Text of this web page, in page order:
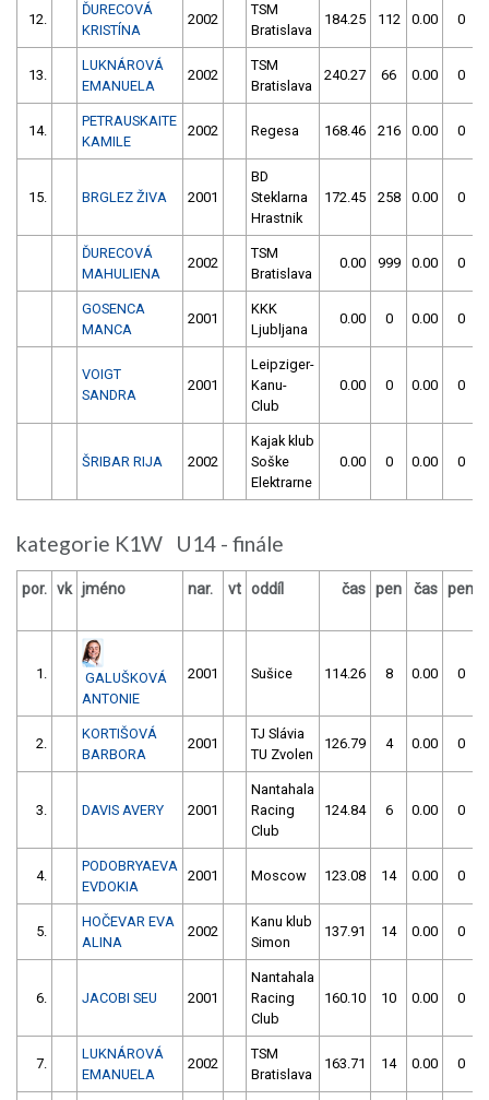
12.
ĎURECOVÁ
KRISTÍNA
2002
TSM
Bratislava
184.25 112 0.00 0
13.
LUKNÁROVÁ
EMANUELA
2002
TSM
Bratislava
240.27 66 0.00 0
14.
PETRAUSKAITE
KAMILE
2002 Regesa 168.46 216 0.00 0
15. BRGLEZ ŽIVA 2001
BD
Steklarna
Hrastnik
172.45 258 0.00 0
ĎURECOVÁ
MAHULIENA
2002
TSM
Bratislava
0.00 999 0.00 0
GOSENCA
MANCA
2001
KKK
Ljubljana
0.00 0 0.00 0
VOIGT
SANDRA
2001
Leipziger-
Kanu-
Club
0.00 0 0.00 0
ŠRIBAR RIJA 2002
Kajak klub
Soške
Elektrarne
0.00 0 0.00 0
kategorie K1W U14 - finále
por. vk jméno nar. vt oddíl čas pen čas pen
1.
GALUŠKOVÁ
ANTONIE
2001 Sušice 114.26 8 0.00 0
2.
KORTIŠOVÁ
BARBORA
2001
TJ Slávia
TU Zvolen
126.79 4 0.00 0
3. DAVIS AVERY 2001
Nantahala
Racing
Club
124.84 6 0.00 0
4.
PODOBRYAEVA
EVDOKIA
2001 Moscow 123.08 14 0.00 0
5.
HOČEVAR EVA
ALINA
2002
Kanu klub
Simon
137.91 14 0.00 0
6. JACOBI SEU 2001
Nantahala
Racing
Club
160.10 10 0.00 0
7.
LUKNÁROVÁ
EMANUELA
2002
TSM
Bratislava
163.71 14 0.00 0